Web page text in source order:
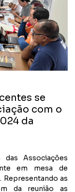
se
com o
da
das Associações
em mesa de
Representando as
da reunião as